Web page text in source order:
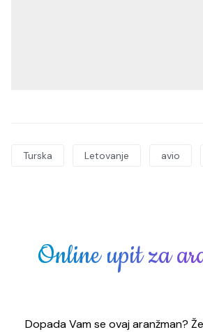
Turska Letovanje avio
Online upit za
Dopada Vam se ovaj aranžman?